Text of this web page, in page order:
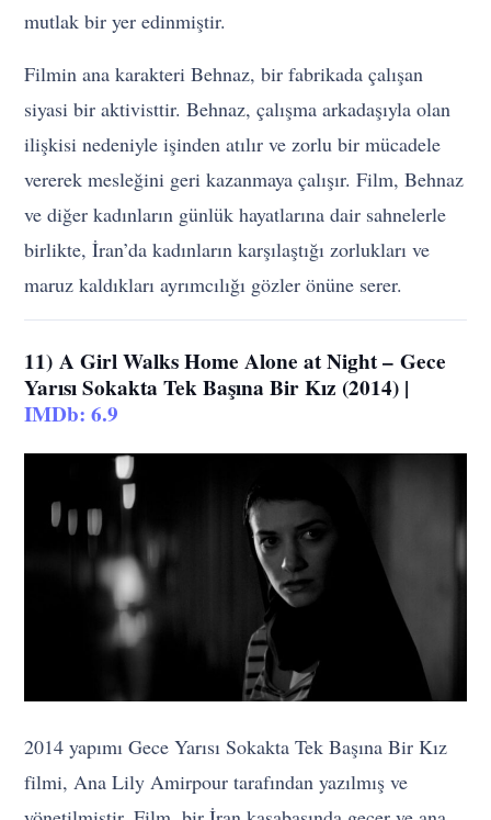
mutlak bir yer edinmiştir.
Filmin ana karakteri Behnaz, bir fabrikada çalışan
siyasi bir aktivisttir. Behnaz, çalışma arkadaşıyla olan
ilişkisi nedeniyle işinden atılır ve zorlu bir mücadele
vererek mesleğini geri kazanmaya çalışır. Film, Behnaz
ve diğer kadınların günlük hayatlarına dair sahnelerle
birlikte, İran’da kadınların karşılaştığı zorlukları ve
maruz kaldıkları ayrımcılığı gözler önüne serer.
11)A Girl Walks Home Alone at Night –Gece
Yarısı Sokakta Tek Başına Bir Kız (2014) |
IMDb: 6.9
2014 yapımı Gece Yarısı Sokakta Tek Başına Bir Kız
filmi, Ana Lily Amirpour tarafından yazılmış ve